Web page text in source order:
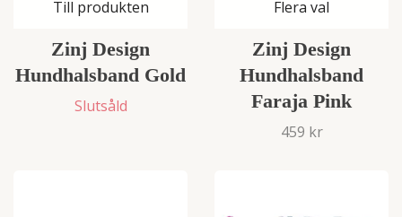
Till produkten
Zinj Design
Hundhalsband Gold
Slutsåld
Flera val
Zinj Design
Hundhalsband
Faraja Pink
459 kr